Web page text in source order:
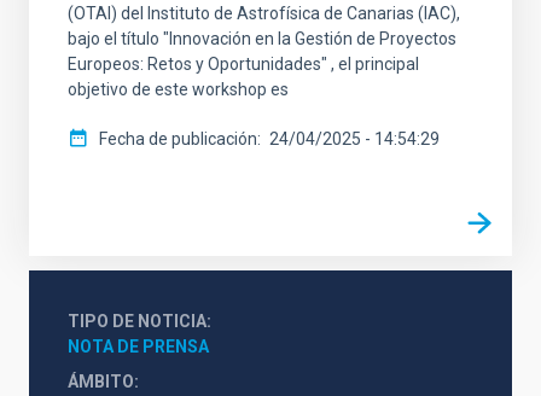
(OTAI) del Instituto de Astrofísica de Canarias (IAC),
bajo el título "Innovación en la Gestión de Proyectos
Europeos: Retos y Oportunidades" , el principal
objetivo de este workshop es
Fecha de publicación 24/04/2025 - 14:54:29
TIPO DE NOTICIA
NOTA DE PRENSA
ÁMBITO